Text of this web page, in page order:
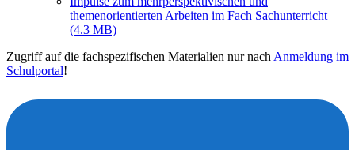
themenorientierten Arbeiten im Fach Sachunterricht
(4.3 MB)
Zugriff auf die fachspezifischen Materialien nur nach Anmeldung im
Schulportal!